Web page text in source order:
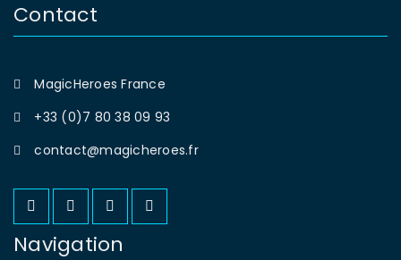
Contact
MagicHeroes France
+33 (0)7 80 38 09 93
contact@magicheroes.fr
Navigation